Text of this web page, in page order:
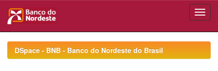
navigationDSpace - BNB - Banco do Nordeste do Brasil